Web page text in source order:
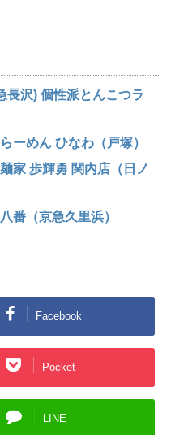
長沢) 個性派とんこつラ
ーめん ひなわ（戸塚）
家 歩輝勇 関内店（日ノ
番（京急久里浜）
Facebook
Pocket
LINE